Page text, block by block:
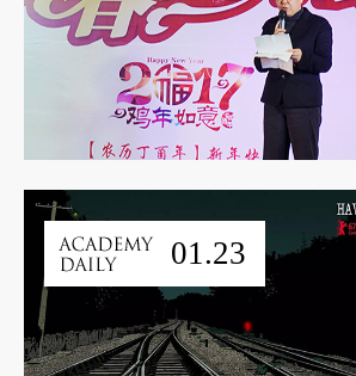
01.23